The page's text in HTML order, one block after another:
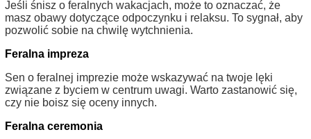
Jeśli śnisz o feralnych wakacjach, może to oznaczać, że
masz obawy dotyczące odpoczynku i relaksu. To sygnał, aby
pozwolić sobie na chwilę wytchnienia.
Feralna impreza
Sen o feralnej imprezie może wskazywać na twoje lęki
związane z byciem w centrum uwagi. Warto zastanowić się,
czy nie boisz się oceny innych.
Feralna ceremonia